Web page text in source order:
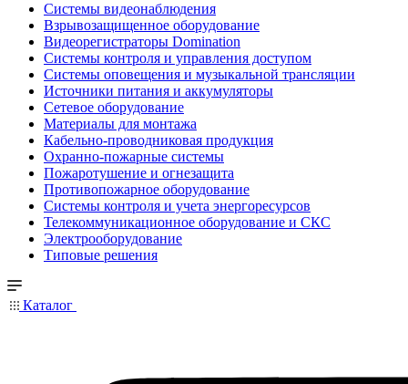
Системы видеонаблюдения
Взрывозащищенное оборудование
Видеорегистраторы Domination
Системы контроля и управления доступом
Системы оповещения и музыкальной трансляции
Источники питания и аккумуляторы
Сетевое оборудование
Материалы для монтажа
Кабельно-проводниковая продукция
Охранно-пожарные системы
Пожаротушение и огнезащита
Противопожарное оборудование
Системы контроля и учета энергоресурсов
Телекоммуникационное оборудование и СКС
Электрооборудование
Типовые решения
Каталог